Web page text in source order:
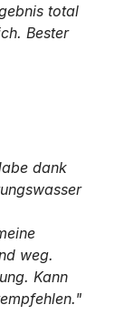
total
Bester
dank
weg.
Kann